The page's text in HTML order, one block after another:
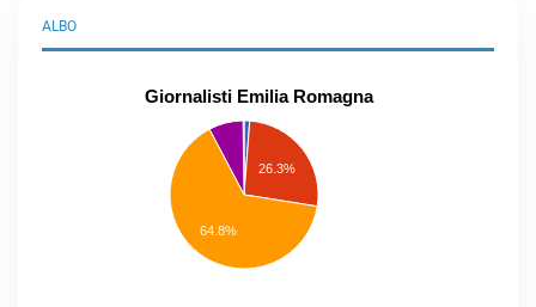
ALBO
Giornalisti Emilia Romagna
26.3%
64.8%